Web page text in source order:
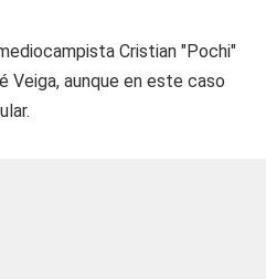
Cristian "Pochi"
Veiga, aunque en este caso